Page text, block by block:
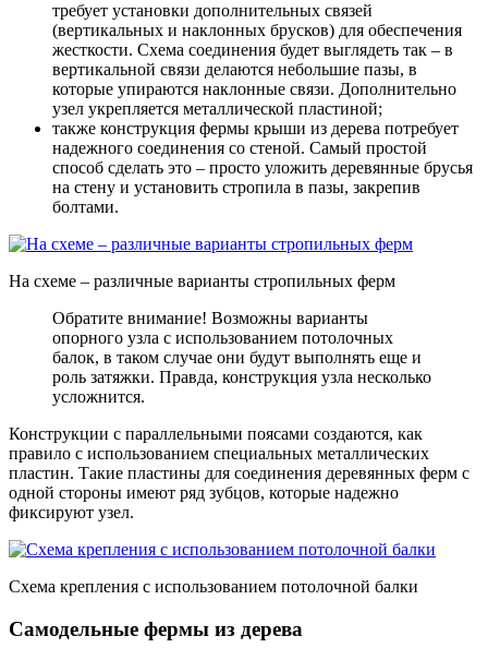
требует установки дополнительных связей
(вертикальных и наклонных брусков) для обеспечения
жесткости. Схема соединения будет выглядеть так – в
вертикальной связи делаются небольшие пазы, в
которые упираются наклонные связи. Дополнительно
узел укрепляется металлической пластиной;
также конструкция фермы крыши из дерева потребует
надежного соединения со стеной. Самый простой
способ сделать это – просто уложить деревянные брусья
на стену и установить стропила в пазы, закрепив
болтами.
На схеме – различные варианты стропильных ферм
Обратите внимание! Возможны варианты
опорного узла с использованием потолочных
балок, в таком случае они будут выполнять еще и
роль затяжки. Правда, конструкция узла несколько
усложнится.
Конструкции с параллельными поясами создаются, как
правило с использованием специальных металлических
пластин. Такие пластины для соединения деревянных ферм с
одной стороны имеют ряд зубцов, которые надежно
фиксируют узел.
Схема крепления с использованием потолочной балки
Самодельные фермы из дерева